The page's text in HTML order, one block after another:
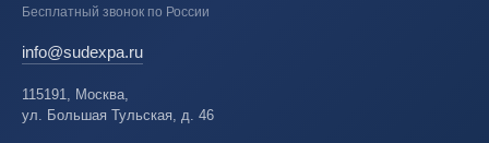
Бесплатный звонок по России
info@sudexpa.ru
115191, Москва,
ул. Большая Тульская, д. 46